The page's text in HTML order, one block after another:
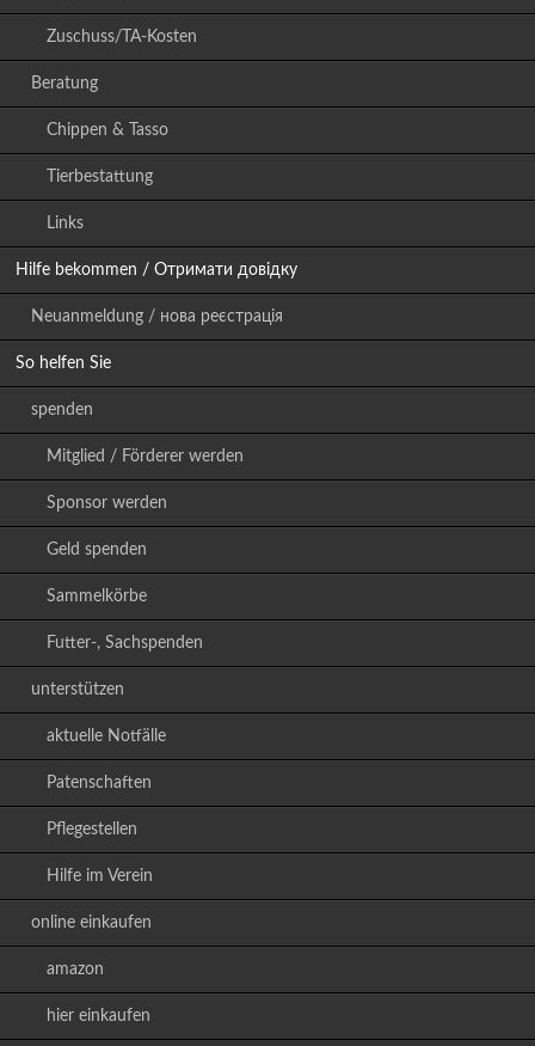
Zuschuss/TA-Kosten
Beratung
Chippen & Tasso
Tierbestattung
Links
Hilfe bekommen / Отримати довідку
Neuanmeldung / нова реєстрація
So helfen Sie
spenden
Mitglied / Förderer werden
Sponsor werden
Geld spenden
Sammelkörbe
Futter-, Sachspenden
unterstützen
aktuelle Notfälle
Patenschaften
Pflegestellen
Hilfe im Verein
online einkaufen
amazon
hier einkaufen